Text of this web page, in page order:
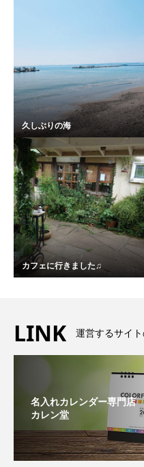
久しぶりの海
カフェに行きました♫
LINK 運営するサイ
名入れカレンダー専門店
カレン堂